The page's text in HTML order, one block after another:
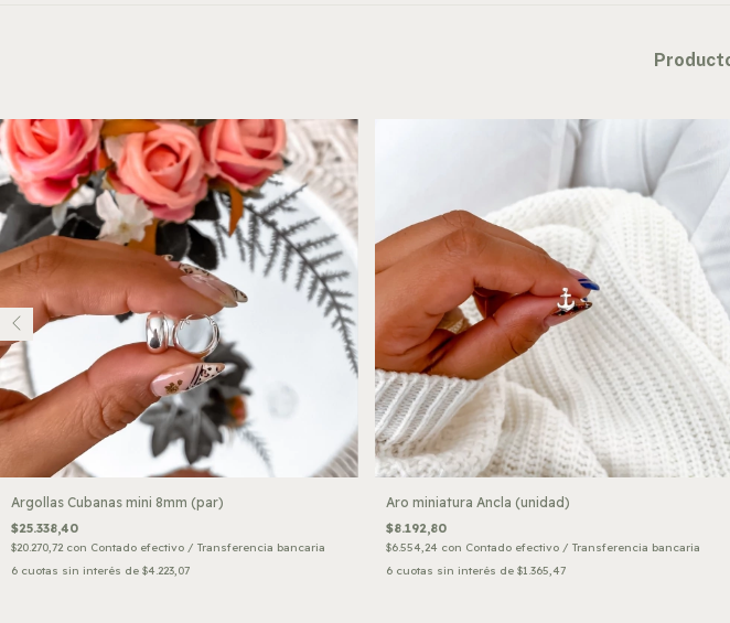
Argollas Cubanas mini 8mm (par)
$25.338,40
$20.270,72 con Contado efectivo / Transferencia bancaria
6 cuotas sin interés de $4.223,07
Aro miniatura Ancla (unidad)
$8.192,80
$6.554,24 con Contado efectivo / Transferencia bancaria
6 cuotas sin interés de $1.365,47